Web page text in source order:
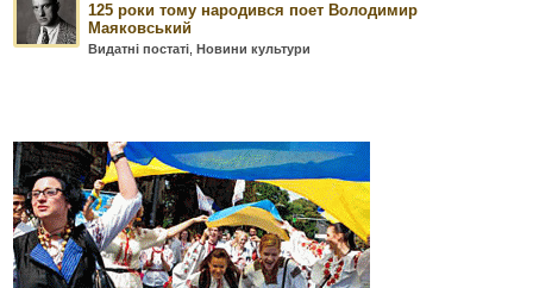
125 роки тому народився поет Володимир
Маяковський
Видатні постаті Новини культури